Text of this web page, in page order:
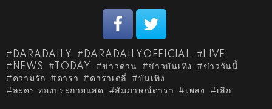
DARADAILY DARADAILYOFFICIAL
LIVE
NEWS
TODAY ข่าวด่วน ข่าวบันเทิง
ข่าววันนี้
ความรัก
ดารา ดาราเดลี่
บันเทิง
ละคร ทองประกายแสด
สัมภาษณ์ดารา เพลง เลิก